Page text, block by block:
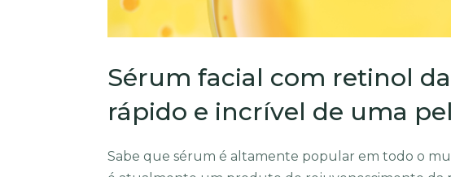
Sérum facial com retinol
rápido e incrível de uma
Sabe que sérum é altamente popular em todo o